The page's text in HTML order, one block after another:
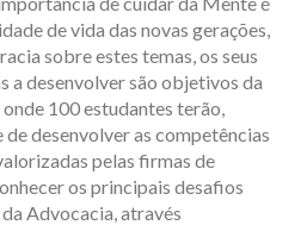
de vida das novas gerações,
sobre estes temas, os seus
a desenvolver são objetivos da
100 estudantes terão,
desenvolver as competências
pelas firmas de
os principais desafios
Advocacia, através